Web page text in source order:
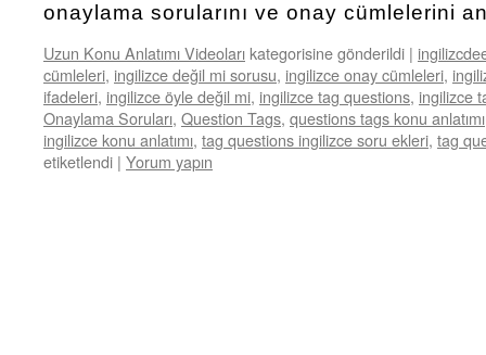
onaylama sorularını ve onay cümlelerini
Uzun Konu Anlatımı Videoları kategorisine gönderildi |
cümleleri, ingilizce değil mi sorusu, ingilizce onay cümleleri,
ifadeleri, ingilizce öyle değil mi, ingilizce tag questions, ingilizce
Onaylama Soruları, Question Tags, questions tags konu anlatımı
ingilizce konu anlatımı, tag questions ingilizce soru ekleri, tag
etiketlendi | Yorum yapın